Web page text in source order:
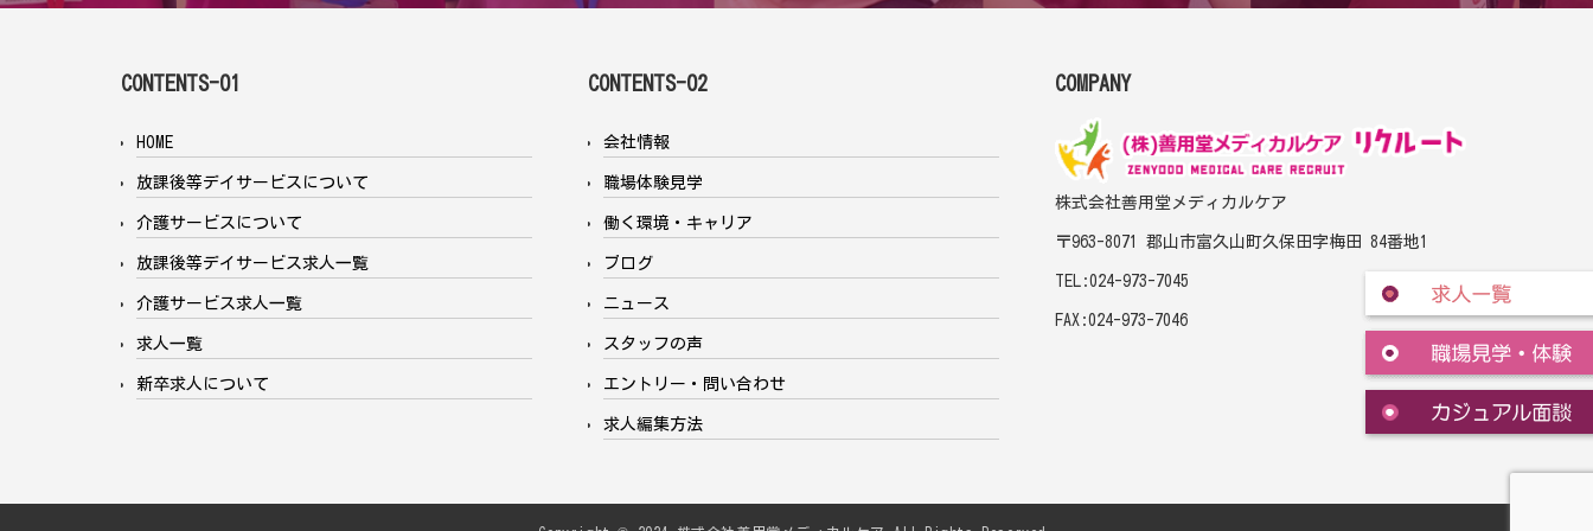
CONTENTS-01
HOME
放課後等デイサービスについて
介護サービスについて
放課後等デイサービス求人一覧
介護サービス求人一覧
求人一覧
新卒求人について
CONTENTS-02
会社情報
職場体験見学
働く環境・キャリア
ブログ
ニュース
スタッフの声
エントリー・問い合わせ
求人編集方法
COMPANY
株式会社善用堂メディカルケア
〒963-8071 郡山市富久山町久保田字梅田 84番地1
TEL:024-973-7045
FAX:024-973-7046